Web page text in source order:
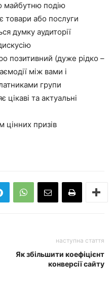
майбутню подію
товари або послуги
думку аудиторії
позитивний (дуже рідко –
між вами і
групи
та актуальні
цінних призів
наступна стаття
Як збільшити коефіцієнт
конверсії сайту